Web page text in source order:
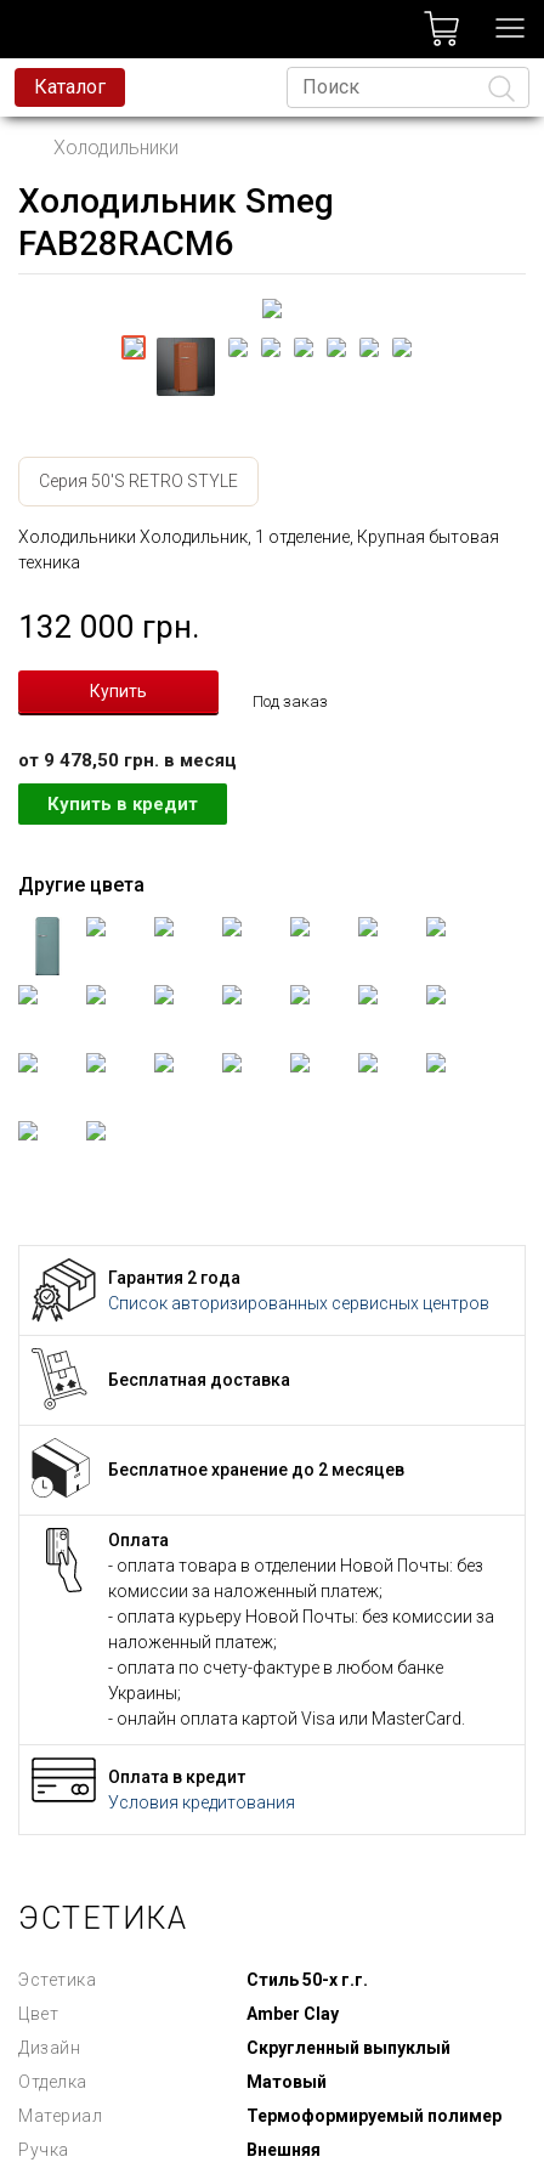
Каталог
Холодильники
Холодильник Smeg
FAB28RACM6
Серия 50'S RETRO STYLE
Холодильники Холодильник, 1 отделение, Крупная бытовая
техника
132 000 грн.
Под заказ
от 9 478,50 грн. в месяц
Купить в кредит
Другие цвета
Гарантия 2 года
Список авторизированных сервисных центров
Бесплатная доставка
Бесплатное хранение до 2 месяцев
Оплата
- оплата товара в отделении Новой Почты: без
комиссии за наложенный платеж;
- оплата курьеру Новой Почты: без комиссии за
наложенный платеж;
- оплата по счету-фактуре в любом банке
Украины;
- онлайн оплата картой Visa или MasterCard.
Оплата в кредит
Условия кредитования
ЭСТЕТИКА
Эстетика
Стиль 50-х г.г.
Цвет
Amber Clay
Дизайн
Скругленный выпуклый
Отделка
Матовый
Материал
Термоформируемый полимер
Ручка
Внешняя